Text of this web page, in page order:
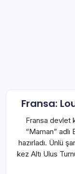
Fransa:
Fransa devlet
“Maman” adlı
hazırladı. Ünlü
kez Altı Ulus